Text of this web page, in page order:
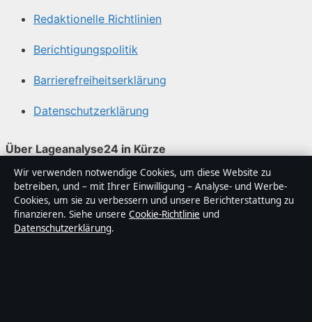
Redaktionelle Richtlinien
Berichtigungspolitik
Barrierefreiheitserklärung
Datenschutzerklärung
Über Lageanalyse24 in Kürze
Lageanalyse24 ist ein unabhängiger digitaler
Nachrichtenanbieter mit Fokus auf Politik, Wirtschaft,
Technik und Gesellschaft in Deutschland. Jeder Artikel
trägt eine Byline, wird von einem Redakteur geprüft und
Wir verwenden notwendige Cookies, um diese Website zu
betreiben, und – mit Ihrer Einwilligung – Analyse- und Werbe-
Cookies, um sie zu verbessern und unsere Berichterstattung zu
finanzieren. Siehe unsere Cookie-Richtlinie und
Datenschutzerklärung.